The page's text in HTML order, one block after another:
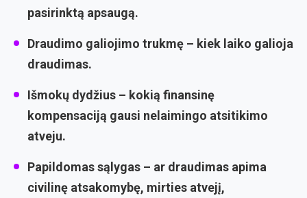
pasirinktą apsaugą.
Draudimo galiojimo trukmę – kiek laiko galioja
draudimas.
Išmokų dydžius – kokią finansinę
kompensaciją gausi nelaimingo atsitikimo
atveju.
Papildomas sąlygas – ar draudimas apima
civilinę atsakomybę, mirties atvejį,